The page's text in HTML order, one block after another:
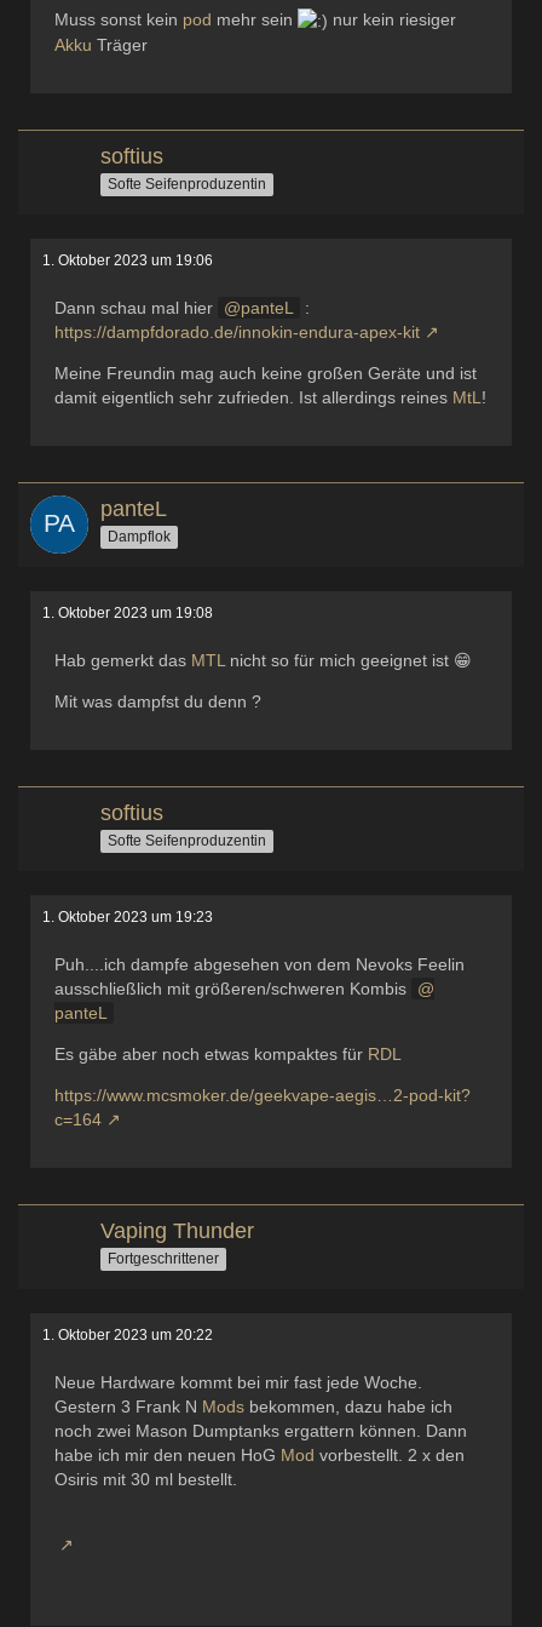
Muss sonst kein pod mehr sein
nur kein riesiger
Akku Träger
softius
Softe Seifenproduzentin
1. Oktober 2023 um 19:06
Dann schau mal hier panteL
:
https://dampfdorado.de/innokin-endura-apex-kit
Meine Freundin mag auch keine großen Geräte und ist
damit eigentlich sehr zufrieden. Ist allerdings reines MtL!
panteL
Dampflok
1. Oktober 2023 um 19:08
Hab gemerkt das MTLnicht so für mich geeignet ist 😁
Mit was dampfst du denn ?
softius
Softe Seifenproduzentin
1. Oktober 2023 um 19:23
Puh....ich dampfe abgesehen von dem Nevoks Feelin
ausschließlich mit größeren/schweren Kombis
panteL
Es gäbe aber noch etwas kompaktes für RDL
https://www.mcsmoker.de/geekvape-aegis…2-pod-kit?
c=164
Vaping Thunder
Fortgeschrittener
1. Oktober 2023 um 20:22
Neue Hardware kommt bei mir fast jede Woche.
Gestern 3 Frank N Mods bekommen, dazu habe ich
noch zwei Mason Dumptanks ergattern können. Dann
habe ich mir den neuen HoG Mod vorbestellt. 2 x den
Osiris mit 30 ml bestellt.